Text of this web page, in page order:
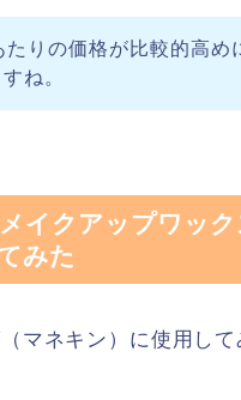
たりの価格が比較的高め
ね。
イクアップワック
みた
マネキン）に使用して